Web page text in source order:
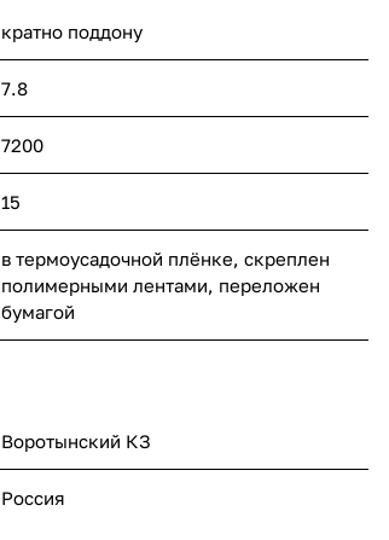
кратно поддону
7.8
7200
15
в термоусадочной плёнке, скреплен
полимерными лентами, переложен
бумагой
Воротынский КЗ
Россия